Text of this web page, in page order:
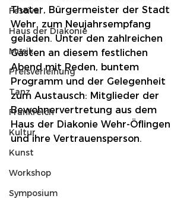
Festival
Haus der Diakonie
Musik
Preisverleihung
Tanz
Frankreich
Kultur
Kunst
Workshop
Symposium
Thater, Bürgermeister der Stadt
Wehr, zum Neujahrsempfang
geladen. Unter den zahlreichen
Gästen an diesem festlichen
Abend mit Reden, buntem
Programm und der Gelegenheit
zum Austausch: Mitglieder der
Bewohnervertretung aus dem
Haus der Diakonie Wehr-Öflingen
und ihre Vertrauensperson.